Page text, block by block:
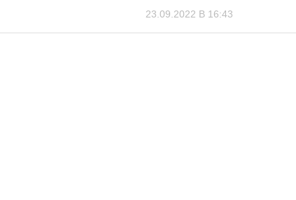
23.09.2022 В 16:43